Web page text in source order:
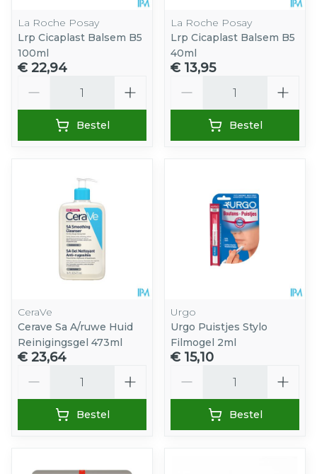
La Roche Posay
Lrp Cicaplast Balsem B5
100ml
€ 22,94
Bestel
La Roche Posay
Lrp Cicaplast Balsem B5
40ml
€ 13,95
Bestel
CeraVe
Cerave Sa A/ruwe Huid
Reinigingsgel 473ml
€ 23,64
Bestel
Urgo
Urgo Puistjes Stylo
Filmogel 2ml
€ 15,10
Bestel